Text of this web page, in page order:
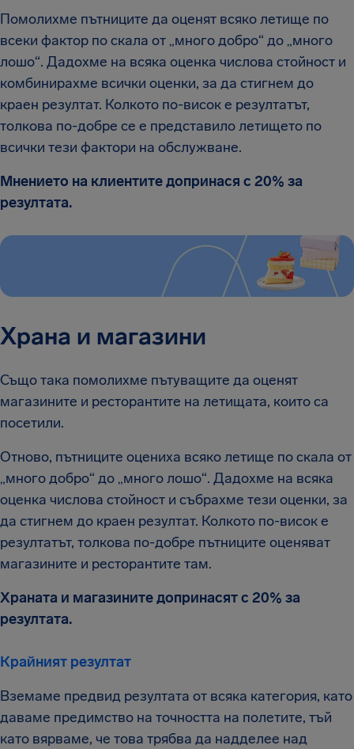
Помолихме пътниците да оценят всяко летище по
всеки фактор по скала от „много добро“ до „много
лошо“. Дадохме на всяка оценка числова стойност и
комбинирахме всички оценки, за да стигнем до
краен резултат. Колкото по-висок е резултатът,
толкова по-добре се е представило летището по
всички тези фактори на обслужване.
Мнението на клиентите допринася с 20% за
резултата.
Храна и магазини
Също така помолихме пътуващите да оценят
магазините и ресторантите на летищата, които са
посетили.
Отново, пътниците оцениха всяко летище по скала от
„много добро“ до „много лошо“. Дадохме на всяка
оценка числова стойност и събрахме тези оценки, за
да стигнем до краен резултат. Колкото по-висок е
резултатът, толкова по-добре пътниците оценяват
магазините и ресторантите там.
Храната и магазините допринасят с 20% за
резултата.
Крайният резултат
Вземаме предвид резултата от всяка категория, като
даваме предимство на точността на полетите, тъй
като вярваме, че това трябва да надделее над